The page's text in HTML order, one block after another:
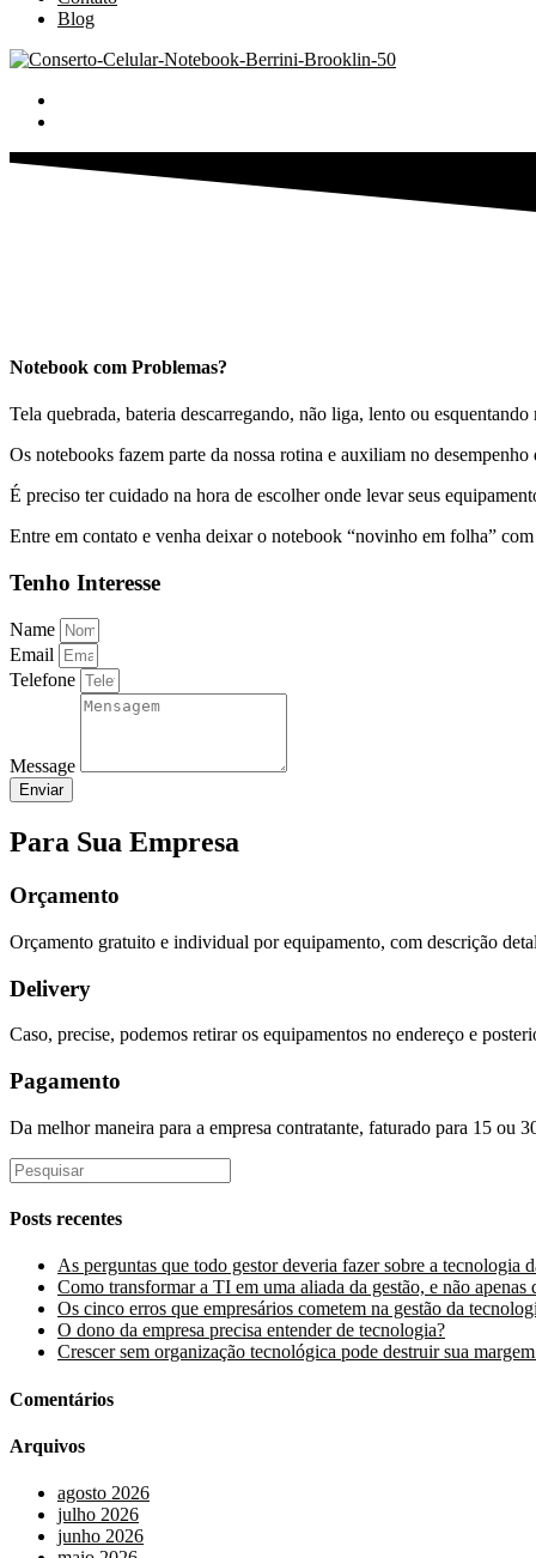
Blog
Notebook com Problemas?
Tela quebrada, bateria descarregando, não liga, lento ou esquentando
Os notebooks fazem parte da nossa rotina e auxiliam no desempenho
É preciso ter cuidado na hora de escolher onde levar seus
Entre em contato e venha deixar o notebook “novinho em folha” com
Tenho Interesse
Name
Email
Telefone
Message
Enviar
Para Sua Empresa
Orçamento
Orçamento gratuito e individual por equipamento, com descrição
Delivery
Caso, precise, podemos retirar os equipamentos no endereço e
Pagamento
Da melhor maneira para a empresa contratante, faturado para 15 ou
Posts recentes
As perguntas que todo gestor deveria fazer sobre a tecnologia
Como transformar a TI em uma aliada da gestão, e não apenas
Os cinco erros que empresários cometem na gestão da
O dono da empresa precisa entender de tecnologia?
Crescer sem organização tecnológica pode destruir sua
Comentários
Arquivos
agosto 2026
julho 2026
junho 2026